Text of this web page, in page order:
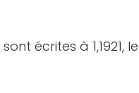
écrites à 1,1921, le